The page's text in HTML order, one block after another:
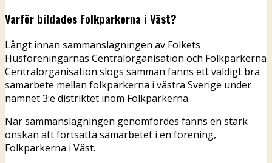
Varför bildades Folkparkerna i Väst?
Långt innan sammanslagningen av Folkets
Husföreningarnas Centralorganisation och Folkparkerna
Centralorganisation slogs samman fanns ett väldigt bra
samarbete mellan folkparkerna i västra Sverige under
namnet 3:e distriktet inom Folkparkerna.
När sammanslagningen genomfördes fanns en stark
önskan att fortsätta samarbetet i en förening,
Folkparkerna i Väst.